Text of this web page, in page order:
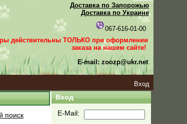
Доставка по Запорожью
Доставка по Украине
067-616-01-00
действительны ТОЛЬКО при оформлении
заказа на нашем сайте!
E-mail: zoozp@ukr.net
Вход
поиск
Вход
E-Mail: